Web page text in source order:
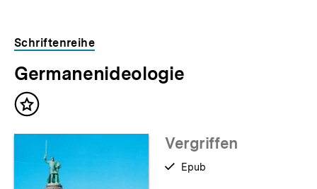
Schriftenreihe
Germanenideologie
Inhalt
Vergriffen
verfügbar
Epub